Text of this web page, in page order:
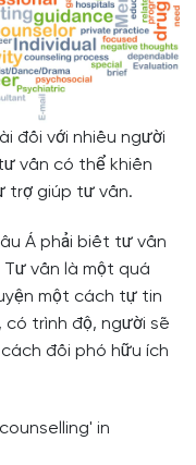
đối với nhiều người
vấn có thể khiến
trợ giúp tư vấn.
Á phải biết tư vấn
vấn là một quá
một cách tự tin
có trình độ, người sẽ
đối phó hữu ích
in